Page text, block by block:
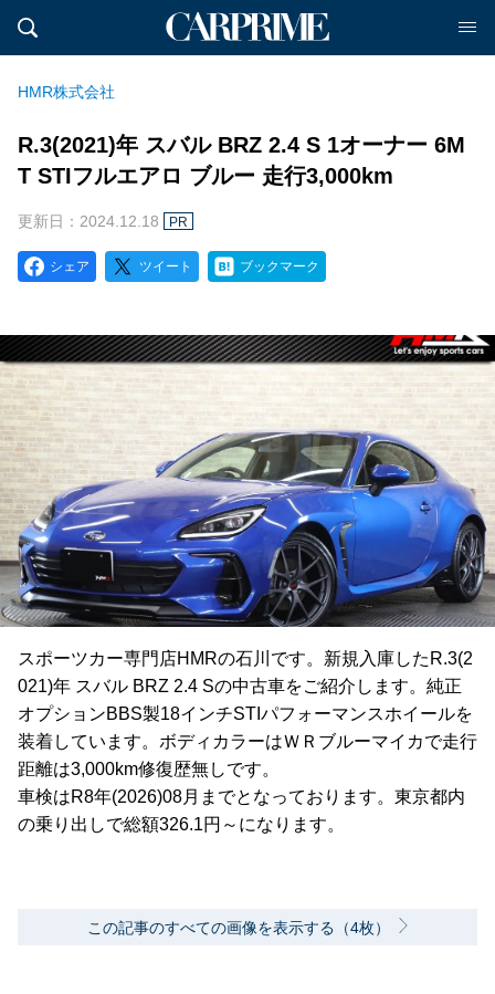
HMR株式会社
R.3(2021)年 スバル BRZ 2.4 S 1オーナー 6M
T STIフルエアロ ブルー 走行3,000km
更新日：2024.12.18 PR
シェア ツイート ブックマーク
スポーツカー専門店HMRの石川です。新規入庫したR.3(2
021)年 スバル BRZ 2.4 Sの中古車をご紹介します。純正
オプションBBS製18インチSTIパフォーマンスホイールを
装着しています。ボディカラーはＷＲブルーマイカで走行
距離は3,000km修復歴無しです。
車検はR8年(2026)08月までとなっております。東京都内
の乗り出しで総額326.1円～になります。
この記事のすべての画像を表示する（4枚）